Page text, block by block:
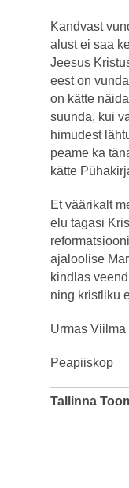
Kandvast
alust ei saa
Jeesus
eest on
on kätte
suunda, kui
himudest
peame ka
kätte
Et väärikalt
elu tagasi
ajaloolise
kindlas
ning kristliku
Urmas Viilma
Peapiiskop
Tallinna